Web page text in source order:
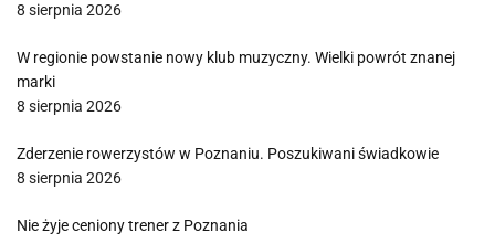
8 sierpnia 2026
W regionie powstanie nowy klub muzyczny. Wielki powrót znanej
marki
8 sierpnia 2026
Zderzenie rowerzystów w Poznaniu. Poszukiwani świadkowie
8 sierpnia 2026
Nie żyje ceniony trener z Poznania